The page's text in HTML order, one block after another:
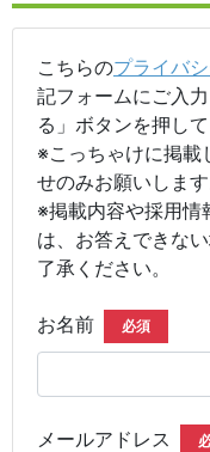
こちらのプライバ
記フォームにご入
る」ボタンを押して
※こっちゃけに掲載
せのみお願いします
※掲載内容や採用情
は、お答えできな
了承ください。
お名前 必須
メールアドレス